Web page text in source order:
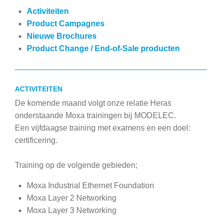
Activiteiten
Product Campagnes
Nieuwe Brochures
Product Change / End-of-Sale producten
ACTIVITEITEN
De komende maand volgt onze relatie Heras
onderstaande Moxa trainingen bij MODELEC.
Een vijfdaagse training met examens en een doel:
certificering.
Training op de volgende gebieden;
Moxa Industrial Ethernet Foundation
Moxa Layer 2 Networking
Moxa Layer 3 Networking